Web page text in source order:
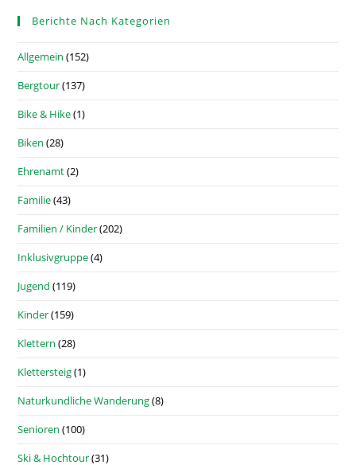
Berichte Nach Kategorien
Allgemein (152)
Bergtour(137)
Bike & Hike(1)
Biken (28)
Ehrenamt(2)
Familie(43)
Familien / Kinder(202)
Inklusivgruppe(4)
Jugend (119)
Kinder(159)
Klettern (28)
Klettersteig(1)
Naturkundliche Wanderung(8)
Senioren (100)
Ski & Hochtour(31)